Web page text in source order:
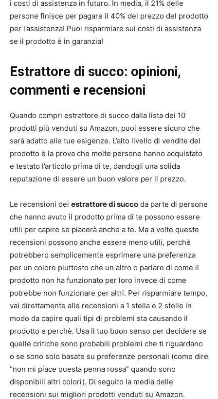
i costi di assistenza in futuro. In media, il 21% delle
persone finisce per pagare il 40% del prezzo del prodotto
per l’assistenza! Puoi risparmiare sui costi di assistenza
se il prodotto è in garanzia!
Estrattore di succo: opinioni,
commenti e recensioni
Quando compri estrattore di succo dalla lista dei 10
prodotti più venduti su Amazon, puoi essere sicuro che
sarà adatto alle tue esigenze. L’alto livello di vendite del
prodotto è la prova che molte persone hanno acquistato
e testato l’articolo prima di te, dandogli una solida
reputazione di essere un buon valore per il prezzo.
Le recensioni dei estrattore di succo da parte di persone
che hanno avuto il prodotto prima di te possono essere
utili per capire se piacerà anche a te. Ma a volte queste
recensioni possono anche essere meno utili, perchè
potrebbero semplicemente esprimere una preferenza
per un colore piuttosto che un altro o parlare di come il
prodotto non ha funzionato per loro invece di come
potrebbe non funzionare per altri. Per risparmiare tempo,
vai direttamente alle recensioni a 1 stella e 2 stelle in
modo da capire quali tipi di problemi sta causando il
prodotto e perchè. Usa il tuo buon senso per decidere se
quelle critiche sono probabili problemi che ti riguardano
o se sono solo basate su preferenze personali (come dire
“non mi piace questa penna rossa” quando sono
disponibili altri colori). Di seguito la media delle
recensioni sui migliori prodotti venduti su Amazon.